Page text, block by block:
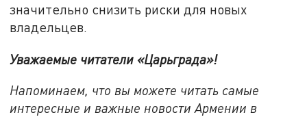
значительно снизить риски для новых
владельцев.
Уважаемые читатели «Царьграда»!
Напоминаем, что вы можете читать самые
интересные и важные новости Армении в